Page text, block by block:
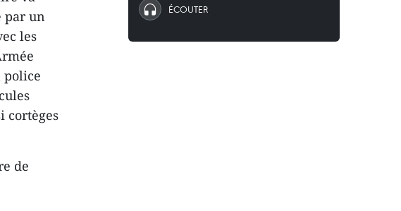
par un
les
police
cortèges
de
ÉCOUTER